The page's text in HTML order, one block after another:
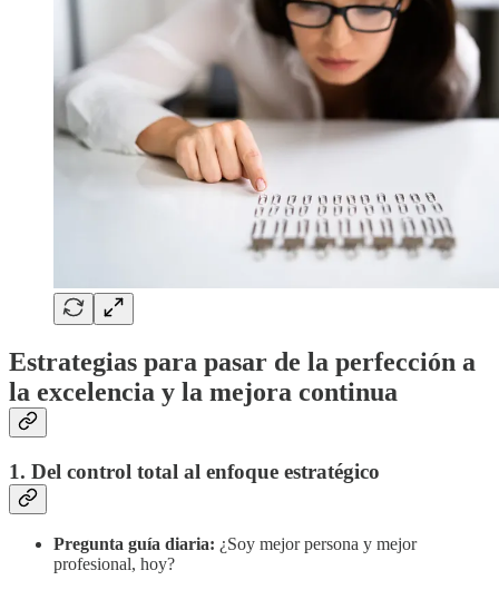
Estrategias para pasar de la perfección a
la excelencia y la mejora continua
1. Del control total al enfoque estratégico
Pregunta guía diaria: ¿Soy mejor persona y mejor
profesional, hoy?